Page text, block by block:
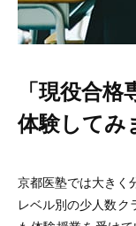
「現役合
体験してみ
京都医塾では大きく
レベル別の少人数ク